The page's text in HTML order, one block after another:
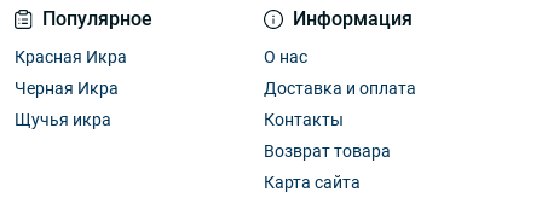
Популярное
Красная Икра
Черная Икра
Щучья икра
Информация
О нас
Доставка и оплата
Контакты
Возврат товара
Карта сайта